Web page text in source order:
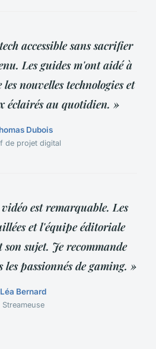
accessible sans sacrifier
Les guides m'ont aidé à
nouvelles technologies et
éclairés au quotidien. »
Dubois
de projet digital
est remarquable. Les
et l'équipe éditoriale
sujet. Je recommande
passionnés de gaming. »
Léa Bernard
Streameuse